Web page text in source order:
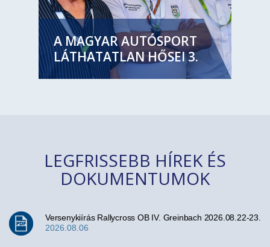
A MAGYAR AUTÓSPORT
LÁTHATATLAN HŐSEI 3.
LEGFRISSEBB HÍREK ÉS
DOKUMENTUMOK
Versenykiírás Rallycross OB IV. Greinbach 2026.08.22-23.
2026.08.06